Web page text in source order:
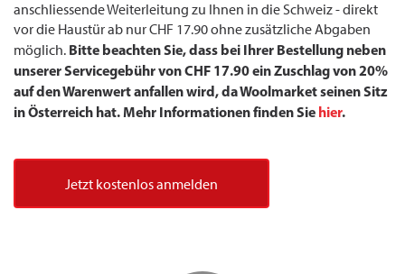
anschliessende Weiterleitung zu Ihnen in die Schweiz - direkt
vor die Haustür ab nur CHF 17.90 ohne zusätzliche Abgaben
möglich. Bitte beachten Sie, dass bei Ihrer Bestellung neben
unserer Servicegebühr von CHF 17.90 ein Zuschlag von 20%
auf den Warenwert anfallen wird, da Woolmarket seinen Sitz
in Österreich hat. Mehr Informationen finden Sie hier.
Jetzt kostenlos anmelden